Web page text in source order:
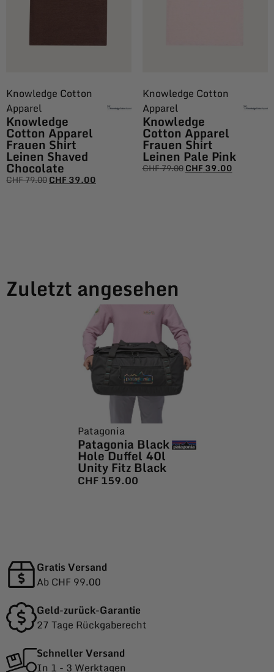
Knowledge Cotton
Apparel
Knowledge
Cotton Apparel
Frauen Shirt
Leinen Shaved
Chocolate
CHF79.00CHF 39.00
Knowledge Cotton
Apparel
Knowledge
Cotton Apparel
Frauen Shirt
Leinen Pale Pink
CHF79.00 CHF 39.00
Zuletzt angesehen
Patagonia
Patagonia Black
Hole Duffel 40l
Unity Fitz Black
CHF159.00
Gratis Versand
Ab CHF 99.00
Geld-zurück-Garantie
27 Tage Rückgaberecht
Schneller Versand
In 1 - 3 Werktagen